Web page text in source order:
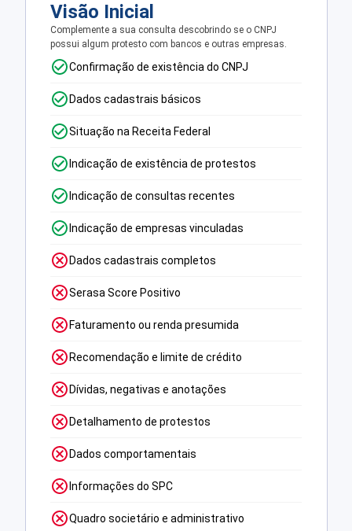
Visão Inicial
Complemente a sua consulta descobrindo se o CNPJ
possui algum protesto com bancos e outras empresas.
Confirmação de existência do CNPJ
Dados cadastrais básicos
Situação na Receita Federal
Indicação de existência de protestos
Indicação de consultas recentes
Indicação de empresas vinculadas
Dados cadastrais completos
Serasa Score Positivo
Faturamento ou renda presumida
Recomendação e limite de crédito
Dívidas, negativas e anotações
Detalhamento de protestos
Dados comportamentais
Informações do SPC
Quadro societário e administrativo